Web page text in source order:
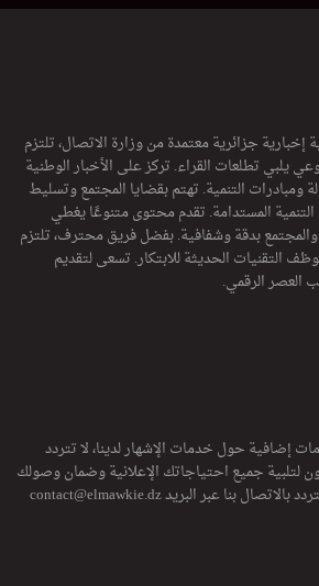
جزائرية معتمدة من وزارة الاتصال، تلتزم
تطلعات القراء. تركز على الأخبار الوطنية
ومبادرات التنمية. تهتم بقضايا المجتمع وتسليط
المستدامة. تقدم محتوى متنوعًا يغطي
والمجتمع بدقة وشفافية. بفضل فريق محترف، تلتزم
التقنيات الحديثة للابتكار. تسعى لتقديم
العصر الرقمي.
إضافية حول خدمات الإشهار لدينا، لا تتردد
لتلبية جميع احتياجاتك الإعلانية وضمان وصولك
بالاتصال بنا عبر البريدcontact@elmawkie.dz